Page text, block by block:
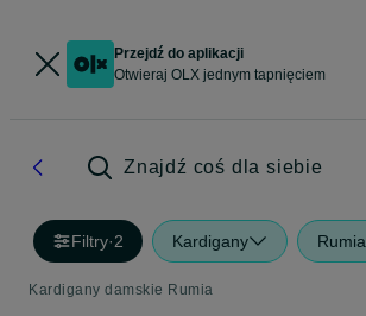
Przejdź do aplikacji
Otwieraj OLX jednym tapnięciem
Znajdź coś dla siebie
Filtry·2 Kardigany Rumia
Kardigany damskie Rumia